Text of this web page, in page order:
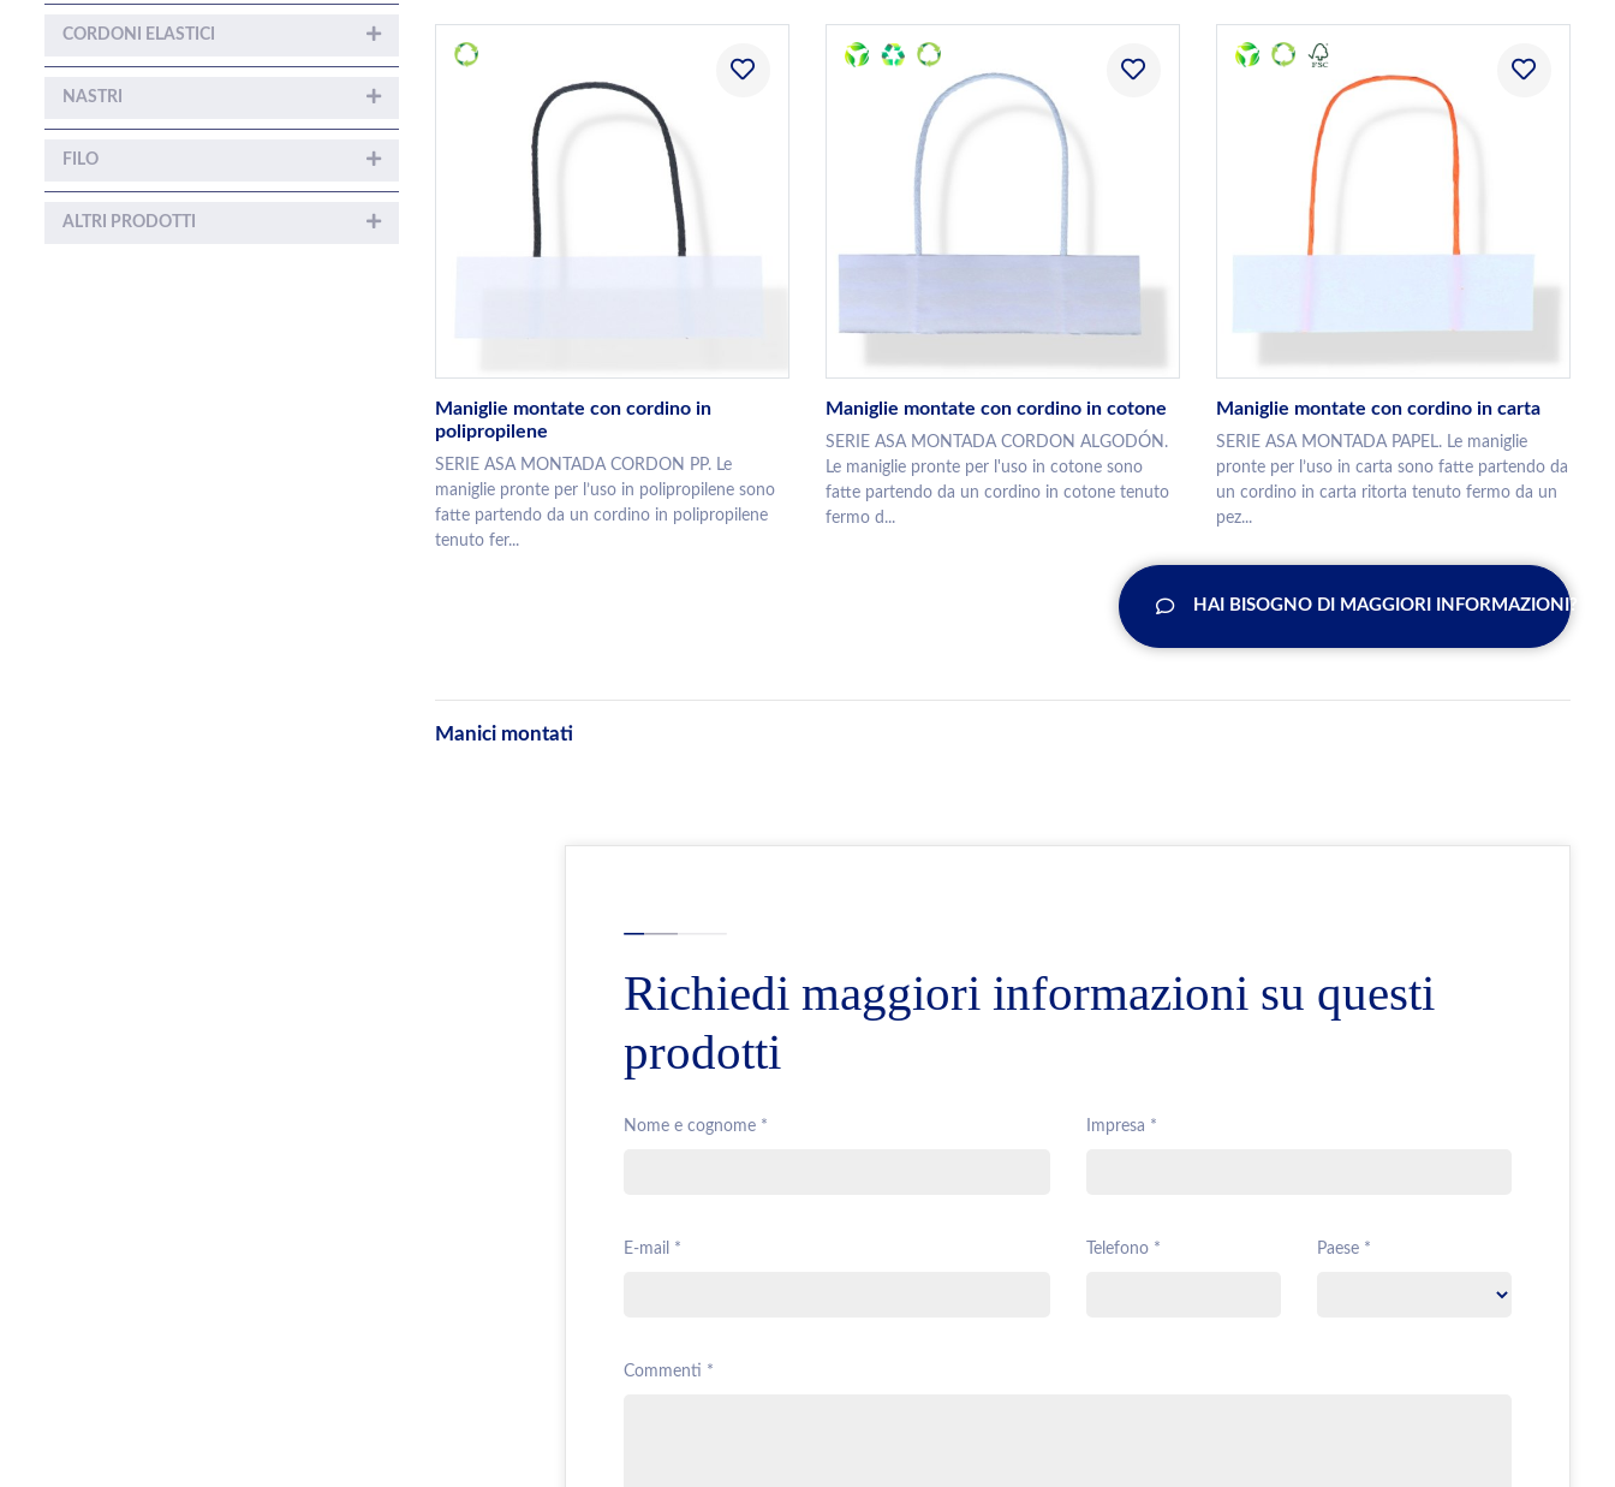
CORDONI ELASTICI
NASTRI
FILO
ALTRI PRODOTTI
Maniglie montate con cordino in
polipropilene
SERIE ASA MONTADA CORDON PP. Le
maniglie pronte per l’uso in polipropilene sono
fatte partendo da un cordino in polipropilene
tenuto fer...
Maniglie montate con cordino in cotone
SERIE ASA MONTADA CORDON ALGODÓN.
Le maniglie pronte per l'uso in cotone sono
fatte partendo da un cordino in cotone tenuto
fermo d...
Maniglie montate con cordino in carta
SERIE ASA MONTADA PAPEL. Le maniglie
pronte per l’uso in carta sono fatte partendo da
un cordino in carta ritorta tenuto fermo da un
pez...
HAI BISOGNO DI MAGGIORI INFORMAZIONI?
Manici montati
Richiedi maggiori informazioni su questi
prodotti
Nome e cognome * Impresa *
E-mail * Telefono * Paese *
Commenti *